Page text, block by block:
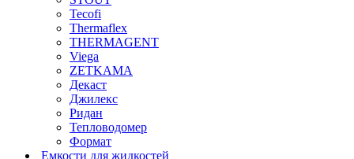
Tecofi
Thermaflex
THERMAGENT
Viega
ZETKAMA
Декаст
Джилекс
Ридан
Тепловодомер
Формат
Емкости для жидкостей